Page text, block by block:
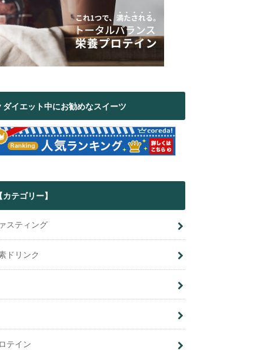
イエット中にお勧めなスイーツ
【カテゴリー】
スティング
ドリンク
テイン